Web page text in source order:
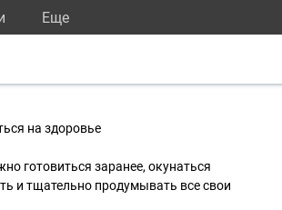
Eще
на здоровье
готовиться заранее, окунаться
и тщательно продумывать все свои